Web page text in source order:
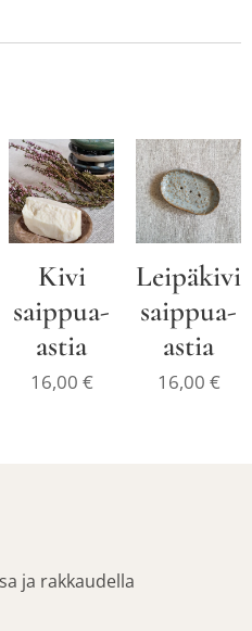
Kivi
saippua-
astia
16,00 €
Leipäkivi
saippua-
astia
16,00 €
ja rakkaudella